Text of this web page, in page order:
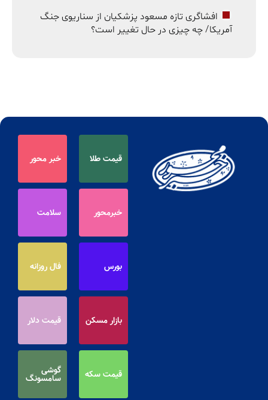
افشاگری تازه مسعود پزشکیان از سناریوی جنگ
آمریکا/ چه چیزی در حال تغییر است؟
قیمت طلا خبر محور
خبرمحور سلامت
بورس فال روزانه
بازار مسکن قیمت دلار
قیمت سکه گوشی
سامسونگ